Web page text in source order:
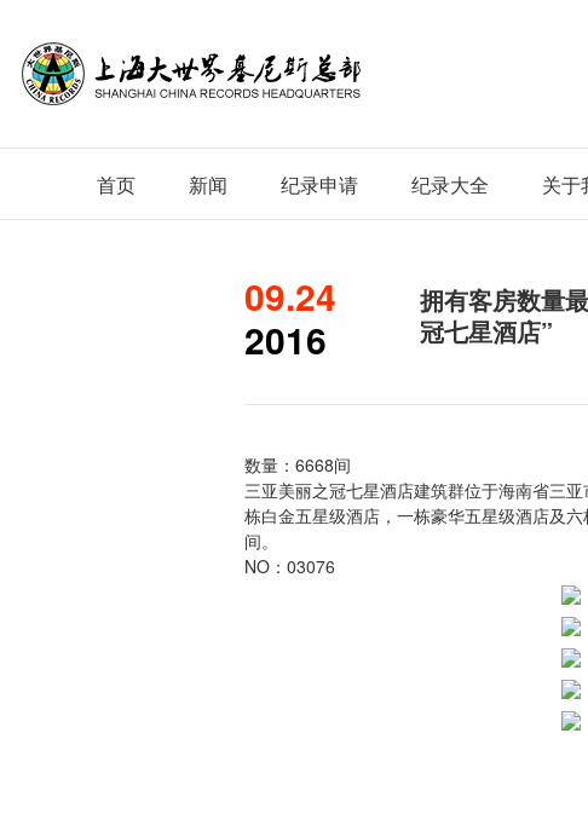
首页 新闻 纪录申请 纪录大全 关于
09.24
2016
拥有客房数量
冠七星酒店”
数量：6668间
三亚美丽之冠七星酒店建筑群位于海南省三
栋白金五星级酒店，一栋豪华五星级酒店及
间。
NO：03076